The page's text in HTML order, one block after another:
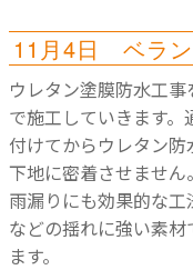
11月4日 ベラ
ウレタン塗膜防水工
で施工していきます
付けてからウレタン
下地に密着させません
雨漏りにも効果的な
などの揺れに強い素
ます。